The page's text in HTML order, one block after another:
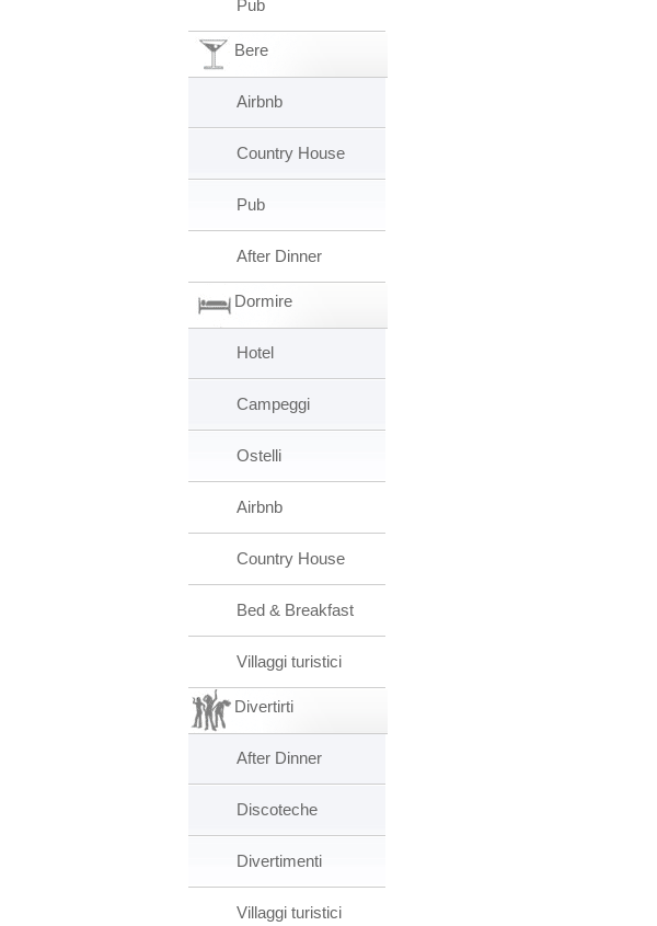
Pub
Bere
Airbnb
Country House
Pub
After Dinner
Dormire
Hotel
Campeggi
Ostelli
Airbnb
Country House
Bed & Breakfast
Villaggi turistici
Divertirti
After Dinner
Discoteche
Divertimenti
Villaggi turistici